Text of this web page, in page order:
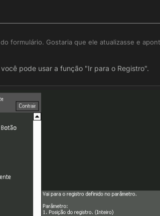
formulário. Gostaria que ele atualizasse e
pode usar a função "Ir para o Registro".